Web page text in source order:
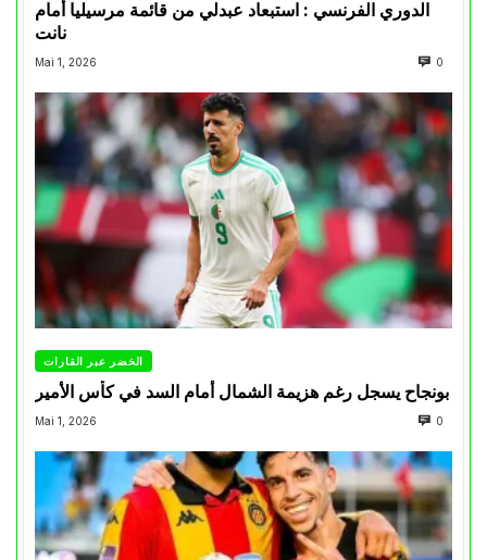
الدوري الفرنسي : استبعاد عبدلي من قائمة مرسيليا أمام
نانت
Mai 1, 2026 0
الخضر عبر القارات
بونجاح يسجل رغم هزيمة الشمال أمام السد في كأس الأمير
Mai 1, 2026 0